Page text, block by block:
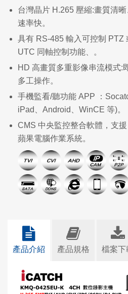
台灣晶片 H.265 壓縮:畫質清
速率快。
具有 RS-485 輸入可控制 PTZ
UTC 同軸控制功能、。
HD 高畫質多重影像串流模式:
多工操作。
手機監看/聽功能 APP ：
iPad、Android、WinCE 等)。
CMS 中央監控整合軟體，支
蘋果電腦作業系統。
產品介紹 產品規格 檔案下